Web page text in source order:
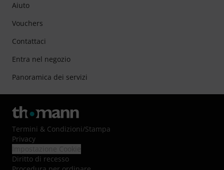
Aiuto
Vouchers
Contattaci
Entra nel negozio
Panoramica dei servizi
Termini & Condizioni/Stampa
Privacy
Diritto di recesso